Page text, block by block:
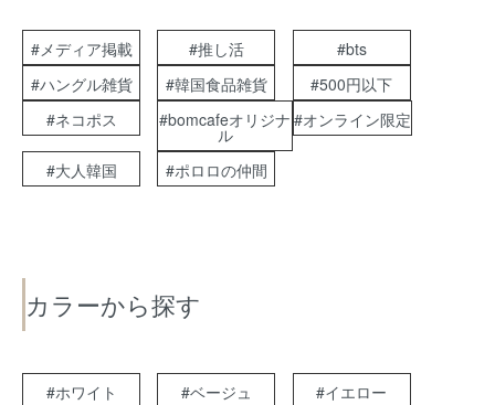
#メディア掲載 #推し活
#bts
#ハングル雑貨
#韓国食品雑貨
#500円以下
#ネコポス
#bomcafeオリジナ
ル
#オンライン限定
#大人韓国 #ポロロの仲間
カラーから探す
#ホワイト #ベージュ
#イエロー